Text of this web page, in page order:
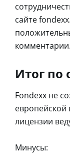
сайте
комментарии.
Итог по
Fondexx не
лицензии
Минусы: